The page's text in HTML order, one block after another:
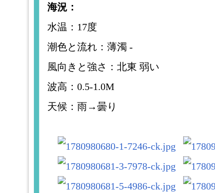
海況：
水温：17度
潮色と流れ：薄濁 -
風向きと強さ：北東 弱い
波高：0.5-1.0M
天候：雨→曇り